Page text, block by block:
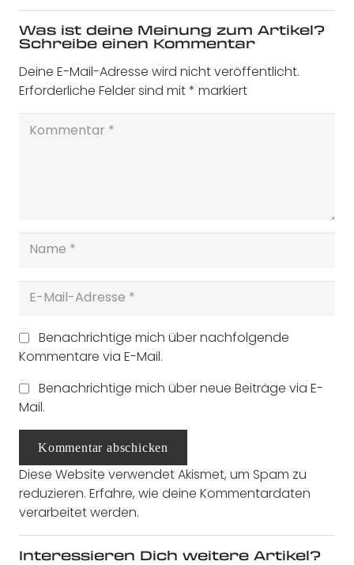
Was ist deine Meinung zum Artikel?
Schreibe einen Kommentar
Deine E-Mail-Adresse wird nicht veröffentlicht.
Erforderliche Felder sind mit* markiert
Benachrichtige mich über nachfolgende
Kommentare via E-Mail.
Benachrichtige mich über neue Beiträge via E-
Mail.
Kommentar abschicken
Diese Website verwendet Akismet, um Spam zu
reduzieren. Erfahre, wie deine Kommentardaten
verarbeitet werden.
Interessieren Dich weitere Artikel?